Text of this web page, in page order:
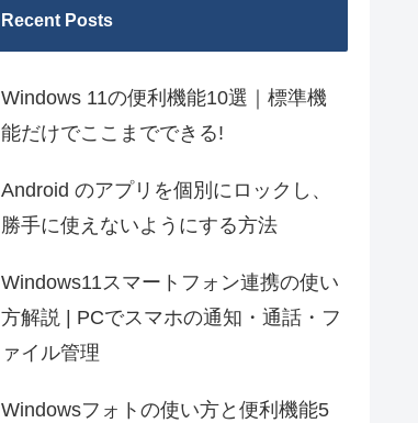
Recent Posts
Windows 11の便利機能10選｜標準機
能だけでここまでできる!
Android のアプリを個別にロックし、
勝手に使えないようにする方法
Windows11スマートフォン連携の使い
方解説 | PCでスマホの通知・通話・フ
ァイル管理
Windowsフォトの使い方と便利機能5